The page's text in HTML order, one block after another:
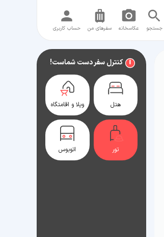
جستجو عکاسخانه سفر‌های من حساب کاربری
کنترل سفر دست شماست!
هتل ویلا و اقامتگاه
تور اتوبوس